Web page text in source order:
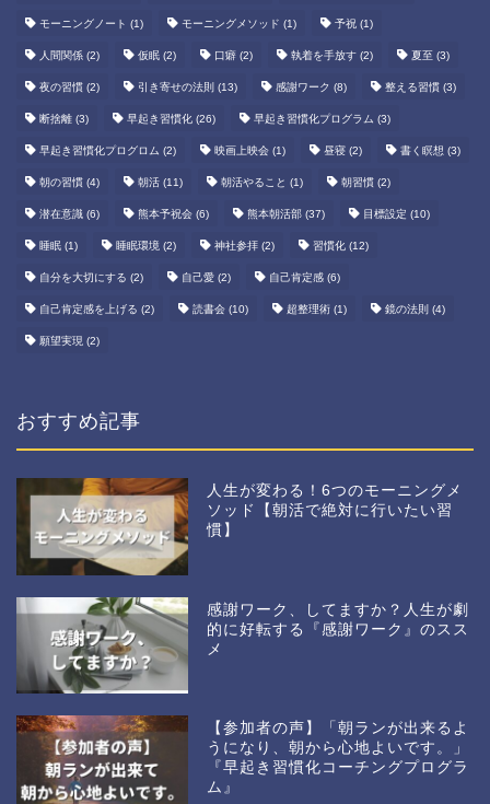
モーニングノート (1) モーニングメソッド (1) 予祝 (1)
人間関係 (2) 仮眠 (2) 口癖 (2) 執着を手放す (2) 夏至 (3)
夜の習慣 (2) 引き寄せの法則 (13) 感謝ワーク (8) 整える習慣 (3)
断捨離 (3) 早起き習慣化 (26) 早起き習慣化プログラム (3)
早起き習慣化プログロム (2) 映画上映会 (1) 昼寝 (2) 書く瞑想 (3)
朝の習慣 (4) 朝活 (11) 朝活やること (1) 朝習慣 (2)
潜在意識 (6) 熊本予祝会 (6) 熊本朝活部 (37) 目標設定 (10)
睡眠 (1) 睡眠環境 (2) 神社参拝 (2) 習慣化 (12)
自分を大切にする (2) 自己愛 (2) 自己肯定感 (6)
自己肯定感を上げる (2) 読書会 (10) 超整理術 (1) 鏡の法則 (4)
願望実現 (2)
おすすめ記事
人生が変わる！6つのモーニングメ
ソッド【朝活で絶対に行いたい習
慣】
感謝ワーク、してますか？人生が劇
的に好転する『感謝ワーク』のスス
メ
【参加者の声】「朝ランが出来るよ
うになり、朝から心地よいです。」
『早起き習慣化コーチングプログラ
ム』